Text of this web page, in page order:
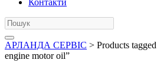
Контакти
АРЛАНДА СЕРВІС > Products
engine motor oil”